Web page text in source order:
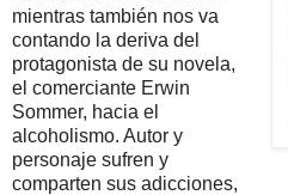
mientras también nos va
contando la deriva del
protagonista de su novela,
el comerciante Erwin
Sommer, hacia el
alcoholismo. Autor y
personaje sufren y
comparten sus adicciones,